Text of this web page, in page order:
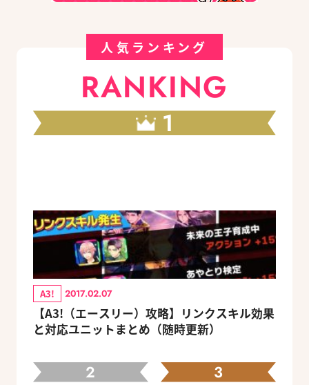
人気ランキング
RANKING
1
A3! 2017.02.07
【A3!（エースリー）攻略】リンクスキル効果
と対応ユニットまとめ（随時更新）
2 3